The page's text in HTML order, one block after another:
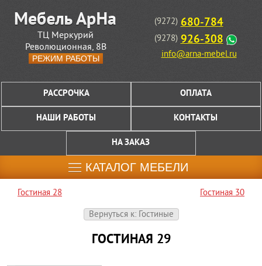
ТЦ Меркурий
Революционная, 8В
РЕЖИМ РАБОТЫ
(9272) 680-784
(9278) 926-308
info@arna-mebel.ru
РАССРОЧКА ОПЛАТА
НАШИ РАБОТЫ КОНТАКТЫ
НА ЗАКАЗ
КАТАЛОГ МЕБЕЛИ
Гостиная 28
Гостиная 30
Вернуться к: Гостиные
ГОСТИНАЯ 29